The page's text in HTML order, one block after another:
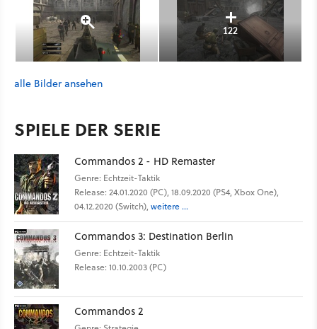
122
alle Bilder ansehen
SPIELE DER SERIE
Commandos 2 - HD Remaster
Genre: Echtzeit-Taktik
Release: 24.01.2020 (PC), 18.09.2020 (PS4, Xbox One),
04.12.2020 (Switch), weitere ...
Commandos 3: Destination Berlin
Genre: Echtzeit-Taktik
Release: 10.10.2003 (PC)
Commandos 2